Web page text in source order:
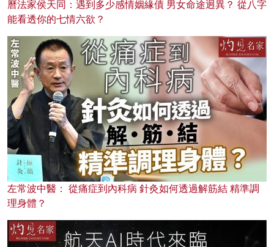
曆法家侯天同：遇到多少感情姻緣債 男女命途迥異？ 從八字
能看透你的七情六欲？
左常波中醫： 從痛症到內科病 針灸如何透過解筋結 精準調
理身體？